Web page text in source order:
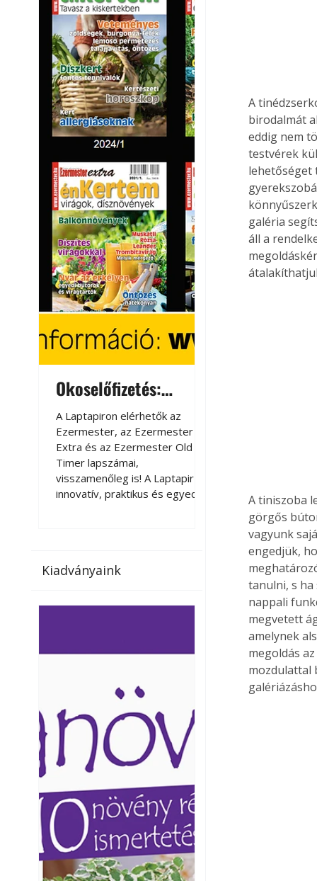
Okoselőfizetés:
Ezermester Extra
A Laptapiron elérhetők az
Ezermester, az Ezermester
Extra és az Ezermester Old
Timer lapszámai,
visszamenőleg is! A Laptapir új,
innovatív, praktikus és egyedi
az otthonában, útközben vagy
elérhetők lapszámaink. Bárhol,
innovatív, praktikus
megoldás a
magazinok digitális
számítógépen,
vagy táblagépen.
az otthonában,
nyaralás, pihenés
elérhetők
bármikor, akár
vagy dolgozva is
Ezermester
Laptapir kényelmes
Kiadványaink
A
birodalmát
eddig nem
testvérek
lehetőséget
galéria
áll a
A tiniszoba
görgős
vagyunk
engedjük,
tanulni, s
nappali
megvetett
amelynek
megoldás
mozdulattal